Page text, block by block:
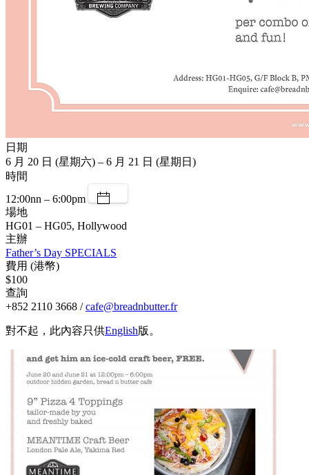
日期
6 月 20 日 (星期六) – 6 月 21 日 (星期日)
時間
12:00nn – 6:00pm
場地
HG01 – HG05, Hollywood
主辦
Father’s Day SPECIALS
費用 (港幣)
$100
查詢
+852 2110 3668 /cafe@breadnbutter.fr
對不起，此內容只供English版。